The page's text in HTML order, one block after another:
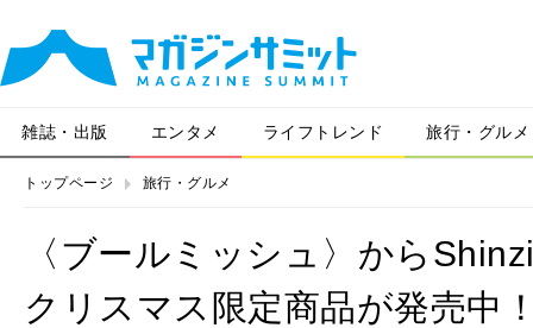
雑誌・出版 エンタメ ライフトレンド 旅行・グルメ
トップページ 旅行・グルメ
〈ブールミッシュ〉から
クリスマス限定商品が発売中